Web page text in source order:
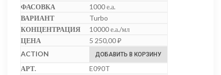
1000 е.а.
Turbo
10000 е.а./мл
5 250,00₽
ДОБАВИТЬ В КОРЗИНУ
E090T